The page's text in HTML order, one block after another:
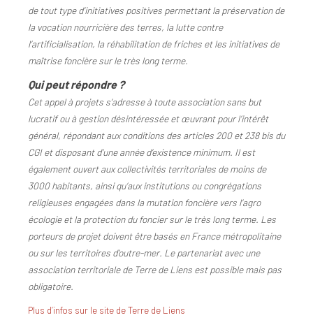
de tout type d’initiatives positives permettant la préservation de
la vocation nourricière des terres, la lutte contre
l’artificialisation, la réhabilitation de friches et les initiatives de
maîtrise foncière sur le très long terme.
Qui peut répondre ?
Cet appel à projets s’adresse à toute association sans but
lucratif ou à gestion désintéressée et œuvrant pour l’intérêt
général, répondant aux conditions des articles 200 et 238 bis du
CGI et disposant d’une année d’existence minimum. Il est
également ouvert aux collectivités territoriales de moins de
3000 habitants, ainsi qu’aux institutions ou congrégations
religieuses engagées dans la mutation foncière vers l’agro
écologie et la protection du foncier sur le très long terme. Les
porteurs de projet doivent être basés en France métropolitaine
ou sur les territoires d’outre-mer. Le partenariat avec une
association territoriale de Terre de Liens est possible mais pas
obligatoire.
Plus d’infos sur le site de Terre de Liens